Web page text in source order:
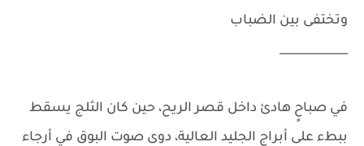
وتختفى بين الضباب
____________
في صباحٍ هادئ داخل قصر الريح، حين كان الثلج يسقط
ببطء على أبراج الجليد العالية، دوى صوت البوق في أرجاء